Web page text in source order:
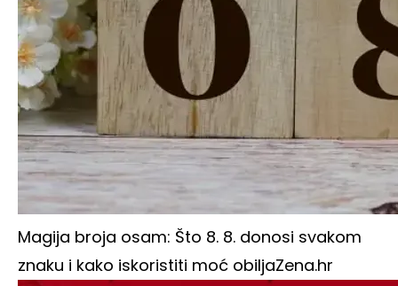
Magija broja osam: Što 8. 8. donosi svakom
znaku i kako iskoristiti moć obiljaZena.hr